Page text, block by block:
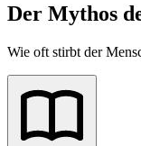
Der Mythos
Wie oft stirbt der